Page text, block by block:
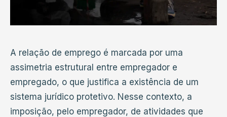
A relação de emprego é marcada por uma
assimetria estrutural entre empregador e
empregado, o que justifica a existência de um
sistema jurídico protetivo. Nesse contexto, a
imposição, pelo empregador, de atividades que